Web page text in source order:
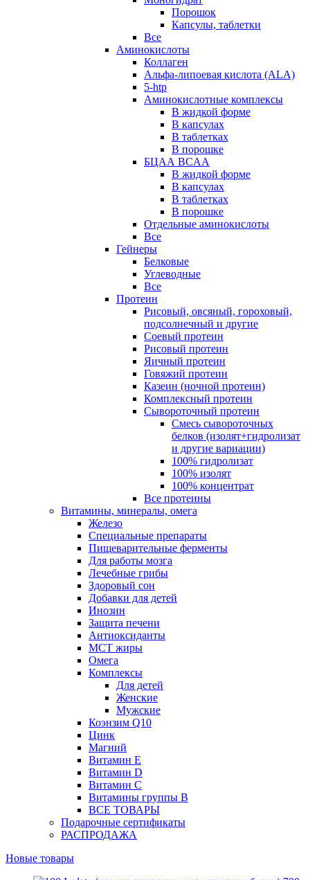
Порошок
Капсулы, таблетки
Все
Аминокислоты
Коллаген
Альфа-липоевая кислота (ALA)
5-htp
Аминокислотные комплексы
В жидкой форме
В капсулах
В таблетках
В порошке
БЦАА BCAA
В жидкой форме
В капсулах
В таблетках
В порошке
Отдельные аминокислоты
Все
Гейнеры
Белковые
Углеводные
Все
Протеин
Рисовый, овсяный, гороховый,
подсолнечный и другие
Соевый протеин
Рисовый протеин
Яичный протеин
Говяжий протеин
Казеин (ночной протеин)
Комплексный протеин
Сывороточный протеин
Смесь сывороточных
белков (изолят+гидролизат
и другие вариации)
100% гидролизат
100% изолят
100% концентрат
Все протеины
Витамины, минералы, омега
Железо
Специальные препараты
Пищеварительные ферменты
Для работы мозга
Лечебные грибы
Здоровый сон
Добавки для детей
Инозин
Защита печени
Антиоксиданты
МСТ жиры
Омега
Комплексы
Для детей
Женские
Мужские
Коэнзим Q10
Цинк
Магний
Витамин Е
Витамин D
Витамин С
Витамины группы B
ВСЕ ТОВАРЫ
Подарочные сертификаты
РАСПРОДАЖА
Новые товары